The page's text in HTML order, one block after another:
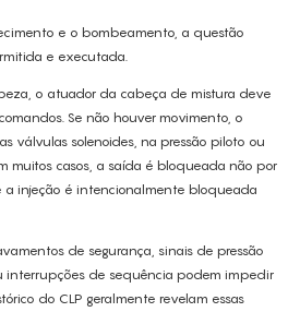
e o bombeamento, a questão
e executada.
o atuador da cabeça de mistura deve
Se não houver movimento, o
válvulas solenoides, na pressão piloto ou
muitos casos, a saída é bloqueada não por
a injeção é intencionalmente bloqueada
de segurança, sinais de pressão
interrupções de sequência podem impedir
do CLP geralmente revelam essas